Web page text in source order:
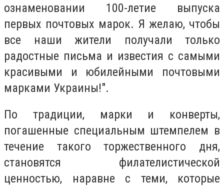
ознаменовании 100-летие выпуска
первых почтовых марок. Я желаю, чтобы
все наши жители получали только
радостные письма и известия с самыми
красивыми и юбилейными почтовыми
марками Украины!".
По традиции, марки и конверты,
погашенные специальным штемпелем в
течение такого торжественного дня,
становятся филателистической
ценностью, наравне с теми, которые